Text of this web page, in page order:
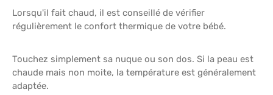
Lorsqu'il fait chaud, il est conseillé de vérifier
régulièrement le confort thermique de votre bébé.
Touchez simplement sa nuque ou son dos. Si la peau est
chaude mais non moite, la température est généralement
adaptée.